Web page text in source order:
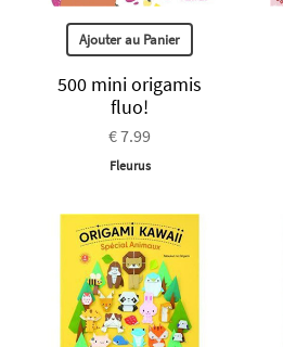
Ajouter au Panier
500 mini origamis
fluo!
€ 7.99
Fleurus